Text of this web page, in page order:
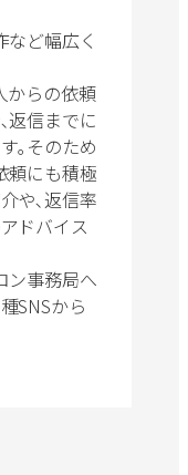
ど幅広く
からの依頼
返信までに
｡そのため
頼にも積極
や､返信率
ドバイス
ン事務局へ
SNSから